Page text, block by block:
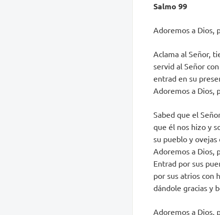
Salmo 99
Adoremos a Dios,
Aclama al Señor,
servid al Señor
entrad en su
Adoremos a Dios,
Sabed que el
que él nos hizo y
su pueblo y ovejas
Adoremos a Dios,
Entrad por sus
por sus atrios con
dándole gracias y
Adoremos a Dios,